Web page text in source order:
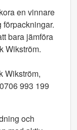
en vinnare
bara jämföra
Wikström.
Wikström,
993 199
och